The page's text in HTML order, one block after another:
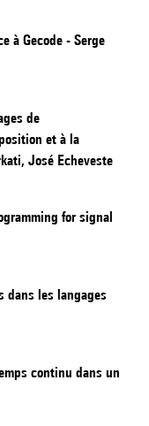
à Gecode - Serge
de
et à la
José Echeveste
for signal
dans les langages
continu dans un